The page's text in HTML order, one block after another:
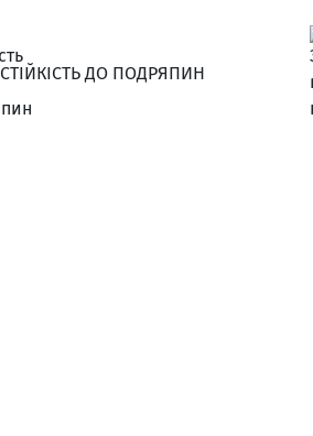
СТІЙКІСТЬ ДО ПОДРЯПИН